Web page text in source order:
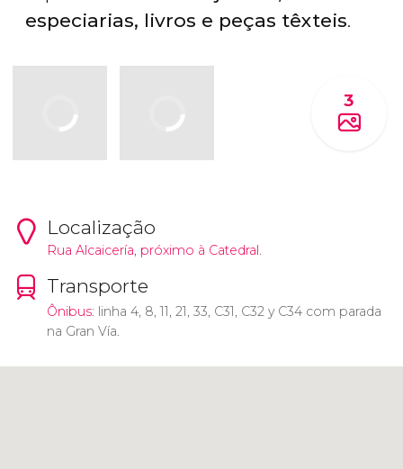
especiarias, livros e peças têxteis.
3
Localização
Rua Alcaicería, próximo à Catedral.
Transporte
Ônibus: linha 4, 8, 11, 21, 33, C31, C32 y C34 com parada
na Gran Vía.